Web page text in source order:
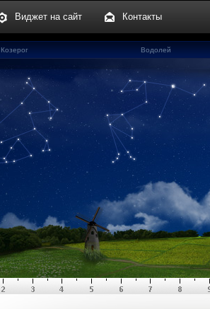
Виджет на сайт Контакты
Козерог Водолей